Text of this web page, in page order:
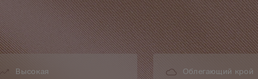
Высокая
Облегающий крой